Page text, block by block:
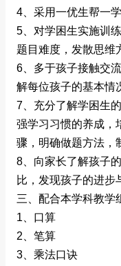
4、采用一优生帮一
5、对学困生实施训
题目难度，发散思维
6、多于孩子接触交
解每位孩子的基本情
7、充分了解学困生
强学习习惯的养成，
骤，明确做题方法，
8、向家长了解孩子
比，发现孩子的进步
三、配合本学科教学
1、口算
2、笔算
3、乘法口诀